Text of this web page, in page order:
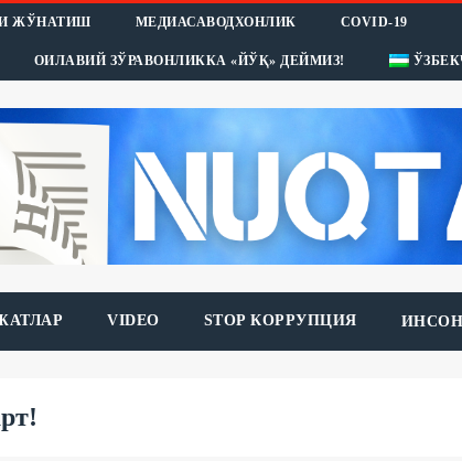
ЖЎНАТИШ МЕДИАСАВОДХОНЛИК COVID-19
ОИЛАВИЙ ЗЎРАВОНЛИККА «ЙЎҚ» ДЕЙМИЗ!
VIDEO STOP КОРРУПЦИЯ